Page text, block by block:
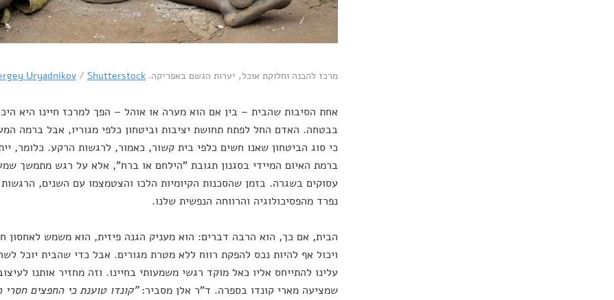
מרכז להכנה וחלוקת אוכל, יערות הגשם באפריקה. Uryadnikov / Shutterstock
אחת הסיבות שהבית – בין אם הוא מערה או אוהל – הפך למרכז חיינו היא
בבטחה. האדם החל לפתח תחושת יציבות וביטחון כלפי מגוריו, אבל ברמה
כי סוג הביטחון שאנו חשים כלפי בית קשור, כאמור, לרגשות הרקע. כלומר,
ברמת האיום המיידי בסגנון תגובת "הילחם או ברח", אלא על רגש מתמשך
עסוקים בשגרה. בזמן שהסכנות הקיומיות הלכו והצטמצמו עם השנים,
נפרד מהפסיכולוגיה והרווחה הנפשית שלנו.
הבית, אם כך, הוא הרבה דברים: הוא מעניק הגנה פיזית, הוא משמש לאחסון
ויכול אף להיות נכס להפקת רווח ללא מטרת מגורים. אבל כדי שהבית יוכל
עלינו להתייחס אליו כאל מוקד רגשי משמעותי בחיינו. וזה מחזיר אותנו
שמציעה מארי קונדו בספרה. ד"ר אלן מסביר:"קונדו טוענת כי החפצים